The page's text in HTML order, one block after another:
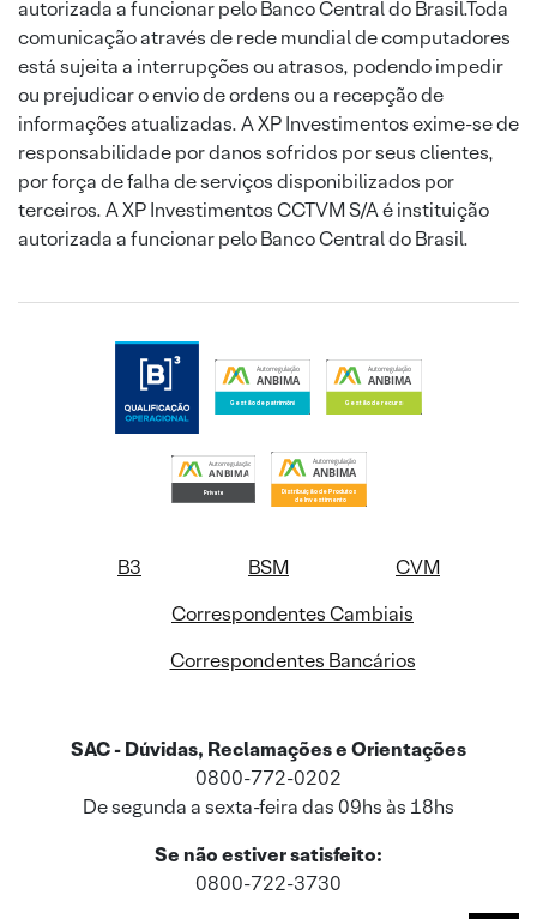
autorizada a funcionar pelo Banco Central do Brasil.Toda
comunicação através de rede mundial de computadores
está sujeita a interrupções ou atrasos, podendo impedir
ou prejudicar o envio de ordens ou a recepção de
informações atualizadas. A XP Investimentos exime-se de
responsabilidade por danos sofridos por seus clientes,
por força de falha de serviços disponibilizados por
terceiros. A XP Investimentos CCTVM S/A é instituição
autorizada a funcionar pelo Banco Central do Brasil.
B3 BSM
CVM
Correspondentes Cambiais
Correspondentes Bancários
SAC - Dúvidas, Reclamações e Orientações
0800-772-0202
De segunda a sexta-feira das 09hs às 18hs
Se não estiver satisfeito:
0800-722-3730